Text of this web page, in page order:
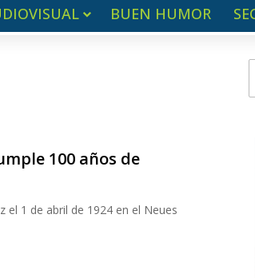
BUEN HUMOR
100 años de
el 1 de abril de 1924 en el Neues